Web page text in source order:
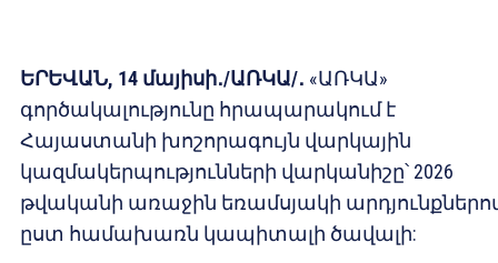
ԵՐԵՎԱՆ, 14 մայիսի․/ԱՌԿԱ/․ «ԱՌԿԱ»
գործակալությունը հրապարակում է
Հայաստանի խոշորագույն վարկային
կազմակերպությունների վարկանիշը՝ 2026
թվականի առաջին եռամսյակի
ըստ համախառն կապիտալի ծավալի: